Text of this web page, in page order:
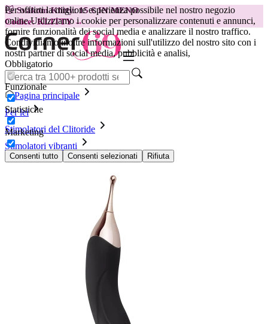
Per offrirti la migliore esperienza possibile nel nostro negozio
online.Utilizziamo i cookie per personalizzare contenuti e annunci,
fornire funzionalità dei social media e analizzare il nostro traffico.
Condividiamo inoltre informazioni sull'utilizzo del nostro sito con i
nostri partner di social media, pubblicità e analisi,
Obbligatorio
Funzionale
Statistiche
Marketing
Consenti tutto Consenti selezionati Rifiuta
😽Svakom Klitty: 15 € IN MENO
Codice: KLITTY →
Pagina principale
Per lei
Stimolatori del Clitoride
Stimolatori vibranti
Pointer Vibe